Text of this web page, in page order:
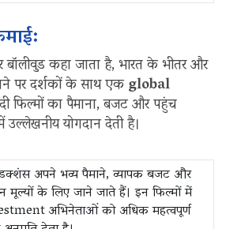
बॉलीवुड कहा जाता है, भारत के भीतर और
पर दर्शकों के साथ एकglobal
फिल्मों का पैमाना, बजट और पहुंच
योगदान देती है।
अपने भव्य पैमाने, व्यापक बजट और
मूल्यों के लिए जाने जाते हैं। इन फिल्मों में
अभिनेताओं को अधिक महत्वपूर्ण